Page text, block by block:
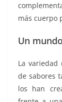
más cuerpo
Un
La variedad
de sabores
los han